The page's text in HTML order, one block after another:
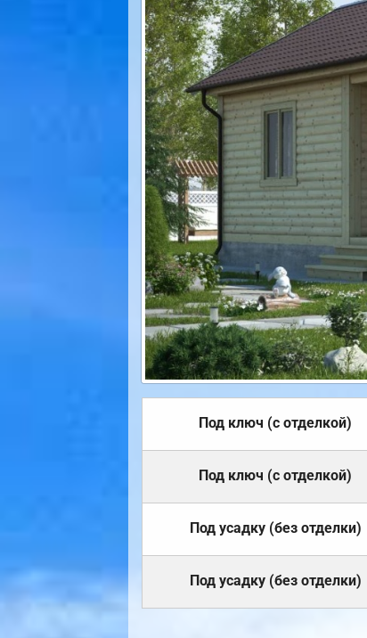
Под ключ (с отделкой)
Под ключ (с отделкой)
Под усадку (без отделки)
Под усадку (без отделки)